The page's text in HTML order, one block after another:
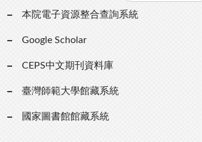
本院電子資源整合查詢系統
Google Scholar
CEPS中文期刊資料庫
臺灣師範大學館藏系統
國家圖書館館藏系統